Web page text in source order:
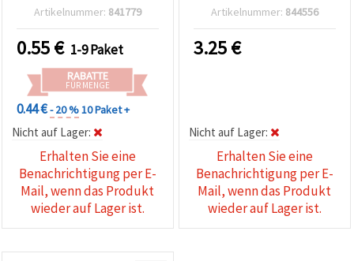
Artikelnummer: 841779
0.55€ 1-9 Paket
RABATTE
FÜR MENGE
0.44 €- 20 %10 Paket +
Nicht auf Lager:
Erhalten Sie eine
Benachrichtigung per E-
Mail, wenn das Produkt
wieder auf Lager ist.
Artikelnummer: 844556
3.25€
Nicht auf Lager:
Erhalten Sie eine
Benachrichtigung per E-
Mail, wenn das Produkt
wieder auf Lager ist.